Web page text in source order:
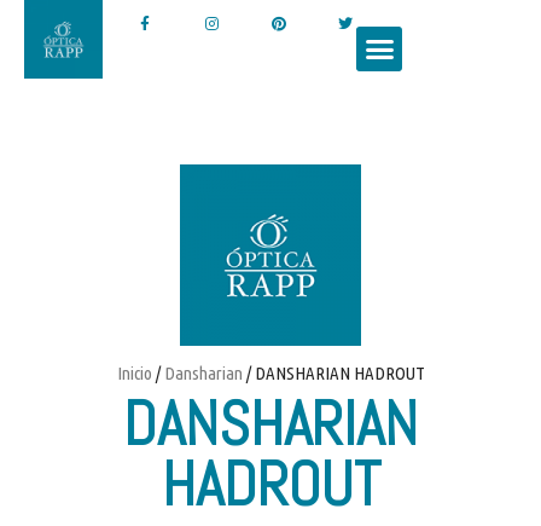
Inicio /Dansharian / DANSHARIAN HADROUT
DANSHARIAN
HADROUT